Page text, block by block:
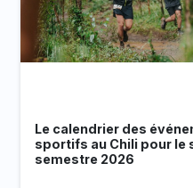
Le calendrier des
sportifs au Chili pour le
semestre 2026